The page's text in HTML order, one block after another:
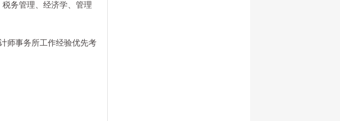
务管理、经济学、管理
师事务所工作经验优先考